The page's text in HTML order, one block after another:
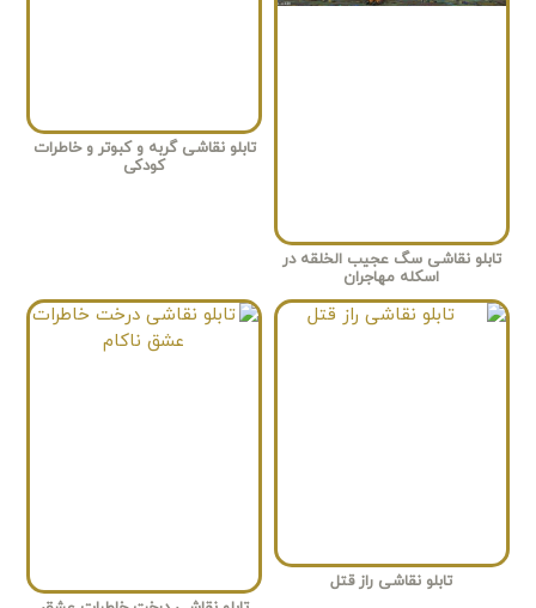
تابلو نقاشی سگ عجیب الخلقه در
اسکله مهاجران
تابلو نقاشی گربه و کبوتر و خاطرات
کودکی
تابلو نقاشی راز قتل